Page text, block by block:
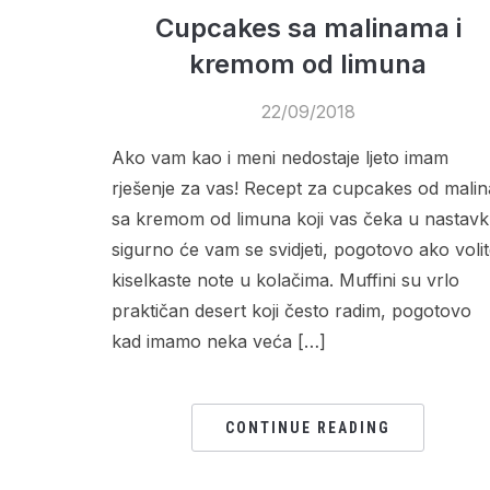
Cupcakes sa malinama i
kremom od limuna
22/09/2018
Ako vam kao i meni nedostaje ljeto imam
rješenje za vas! Recept za cupcakes od
sa kremom od limuna koji vas čeka u
sigurno će vam se svidjeti, pogotovo ako
kiselkaste note u kolačima. Muffini su vrlo
praktičan desert koji često radim, pogotovo
kad imamo neka veća […]
CONTINUE READING